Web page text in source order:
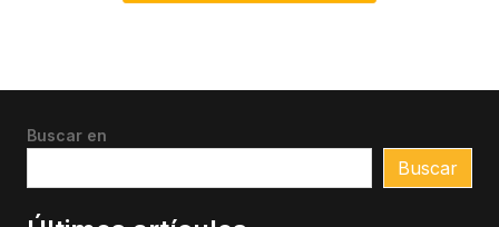
Buscar en
Buscar